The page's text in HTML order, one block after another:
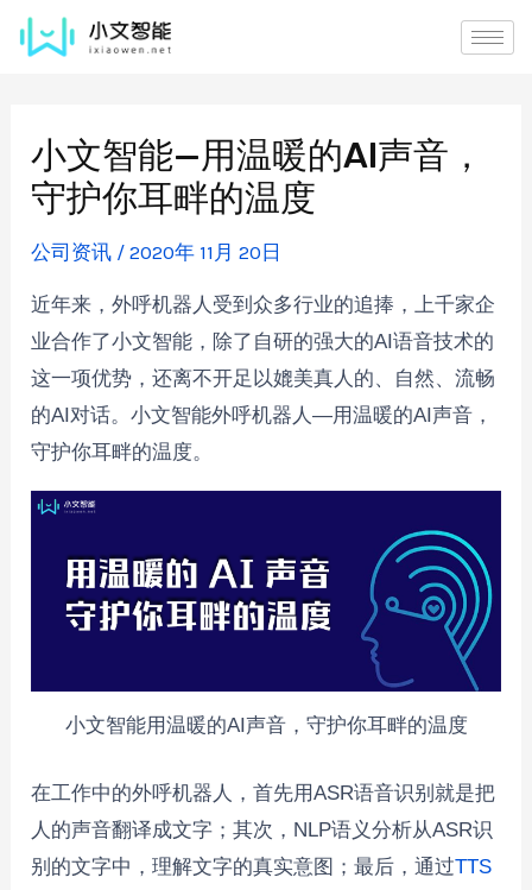
小文智能—用温暖的AI声音，
守护你耳畔的温度
公司资讯 /2020年 11月 20日
近年来，外呼机器人受到众多行业的追捧，上千家企
业合作了小文智能，除了自研的强大的AI语音技术的
这一项优势，还离不开足以媲美真人的、自然、流畅
的AI对话。小文智能外呼机器人—用温暖的AI声音，
守护你耳畔的温度。
小文智能用温暖的AI声音，守护你耳畔的温度
在工作中的外呼机器人，首先用ASR语音识别就是把
人的声音翻译成文字；其次，NLP语义分析从ASR识
别的文字中，理解文字的真实意图；最后，通过TTS